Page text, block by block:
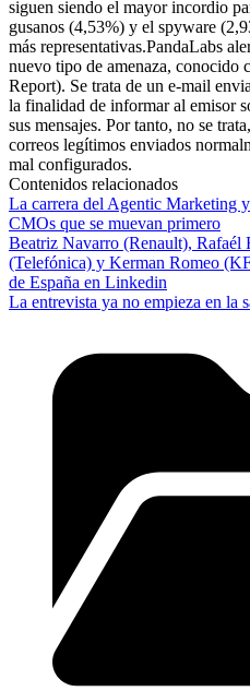
siguen siendo el mayor incordio
gusanos (4,53%) y el spyware
más representativas.PandaLabs
nuevo tipo de amenaza,
Report). Se trata de un e-mail
la finalidad de informar al emisor
sus mensajes. Por tanto, no se
correos legítimos enviados
mal configurados.
Contenidos relacionados
La carrera del Agentic Marketing
CMOs que se muevan primero
Beatriz Navarro (Renault), Rafaél
(Telefónica) y Kerman Romeo
de España en Linkedin
La entrevista ya no empieza en la